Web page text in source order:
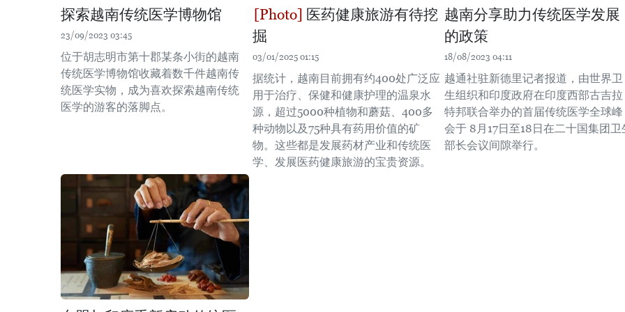
探索越南传统医学博物馆
23/09/2023 03:45
位于胡志明市第十郡某条小街的越南
传统医学博物馆收藏着数千件越南传
统医学实物，成为喜欢探索越南传统
医学的游客的落脚点。
医药健康旅游有待挖
掘
03/01/2025 01:15
据统计，越南目前拥有约400处广泛应
用于治疗、保健和健康护理的温泉水
源，超过5000种植物和蘑菇、400多
种动物以及75种具有药用价值的矿
物。这些都是发展药材产业和传统医
学、发展医药健康旅游的宝贵资源。
越南分享助力传统医学发展
的政策
18/08/2023 04:11
越通社驻新德里记者报道，由世界卫
生组织和印度政府在印度西部古吉拉
特邦联合举办的首届传统医学全球峰
会于 8月17日至18日在二十国集团卫
部长会议间隙举行。